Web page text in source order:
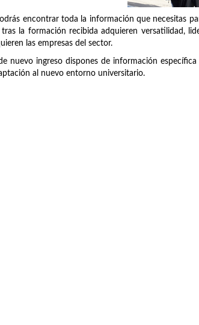
encontrar toda la información que necesitas
la formación recibida adquieren versatilidad,
las empresas del sector.
nuevo ingreso dispones de información
al nuevo entorno universitario.